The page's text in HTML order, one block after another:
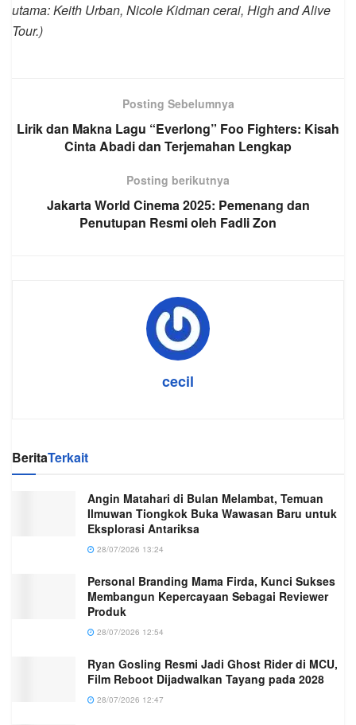
utama: Keith Urban, Nicole Kidman cerai, High and Alive
Tour.)
Posting Sebelumnya
Lirik dan Makna Lagu “Everlong” Foo Fighters: Kisah
Cinta Abadi dan Terjemahan Lengkap
Posting berikutnya
Jakarta World Cinema 2025: Pemenang dan
Penutupan Resmi oleh Fadli Zon
cecil
BeritaTerkait
Angin Matahari di Bulan Melambat, Temuan
Ilmuwan Tiongkok Buka Wawasan Baru untuk
Eksplorasi Antariksa
28/07/2026 13:24
Personal Branding Mama Firda, Kunci Sukses
Membangun Kepercayaan Sebagai Reviewer
Produk
28/07/2026 12:54
Ryan Gosling Resmi Jadi Ghost Rider di MCU,
Film Reboot Dijadwalkan Tayang pada 2028
28/07/2026 12:47